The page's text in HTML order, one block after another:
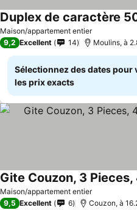
Maison/appartement entier
Duplex de caractère
9,2 Excellent 14 Moulins, à
Sélectionnez des dates pour
les prix exacts
Maison/appartement entier
9,5 Excellent 6 Couzon, à